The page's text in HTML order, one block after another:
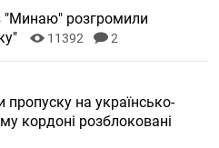
"Минаю" розгромили
11392 2
пропуску на українсько-
кордоні розблоковані